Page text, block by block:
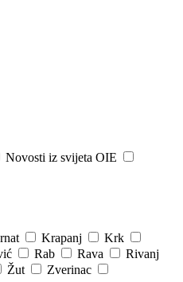
Novosti iz svijeta OIE
Krapanj
Krk
Rab Rava
Rivanj
Žut Zverinac